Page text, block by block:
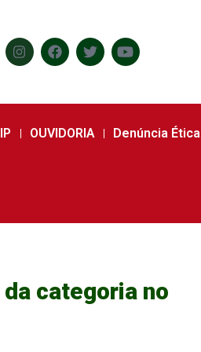
OUVIDORIA Denúncia Ética
categoria no